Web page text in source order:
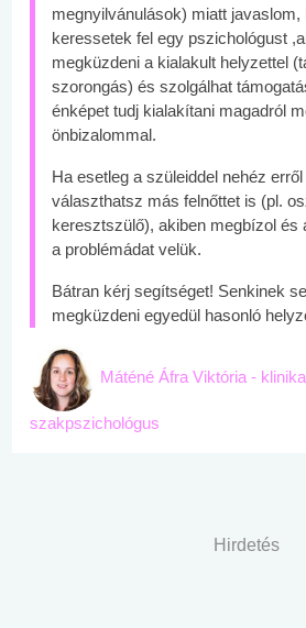
megnyilvánulások) miatt javaslom,
keressetek fel egy pszichológust
megküzdeni a kialakult helyzettel
szorongás) és szolgálhat
énképet tudj kialakítani magadról
önbizalommal.
Ha esetleg a szüleiddel nehéz
választhatsz más felnőttet is (pl.
keresztszülő), akiben megbízol és
a problémádat velük.
Bátran kérj segítséget! Senkinek
megküzdeni egyedül hasonló
Máténé Áfra Viktória -
szakpszichológus
Hirdetés